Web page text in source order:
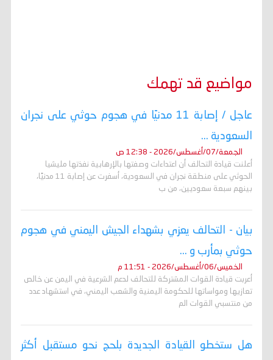
مواضيع قد تهمك
عاجل / إصابة 11 مدنيًا في هجوم حوثي على نجران
السعودية ...
الجمعة/07/أغسطس/2026 - 12:38 ص
أعلنت قيادة التحالف أن اعتداءات وصفتها بالإرهابية نفذتها مليشيا
الحوثي على منطقة نجران في السعودية، أسفرت عن إصابة 11 مدنيًا،
بينهم سبعة سعوديين، من ب
بيان - التحالف يعزي بشهداء الجيش اليمني في هجوم
حوثي بمأرب و ...
الخميس/06/أغسطس/2026 - 11:51 م
أعربت قيادة القوات المشتركة للتحالف لدعم الشرعية في اليمن عن خالص
تعازيها ومواساتها للحكومة اليمنية والشعب اليمني، في استشهاد عدد
من منتسبي القوات الم
هل ستخطو القيادة الجديدة بلحج نحو مستقبل أكثر